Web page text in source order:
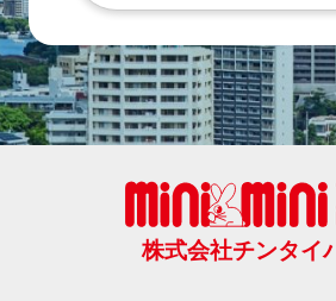
株式会社チンタイ